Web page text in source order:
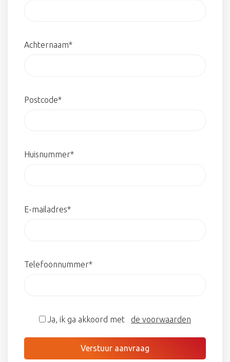
Achternaam*
Postcode*
Huisnummer*
E-mailadres*
Telefoonnummer*
Ja, ik ga akkoord met de voorwaarden